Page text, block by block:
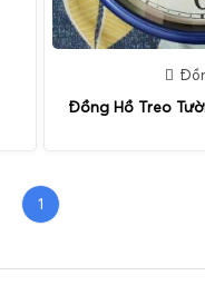
Đồng Hồ Treo
1